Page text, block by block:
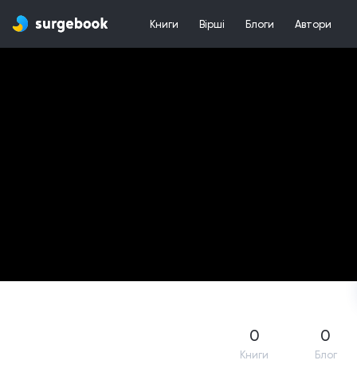
Книги Вірші Блоги Автори
0
Книги
0
Блог